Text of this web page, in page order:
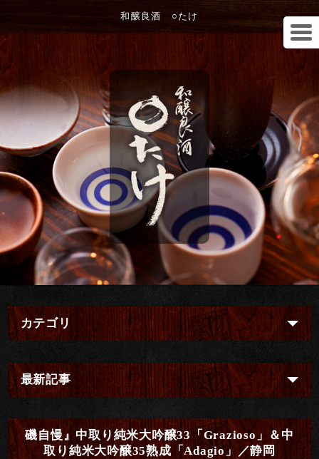
和醸良酒 ○たけ
カテゴリ
最新記事
磯自慢』中取り純米大吟醸33「Grazioso」＆中
取り純米大吟醸35熟成「Adagio」／静岡